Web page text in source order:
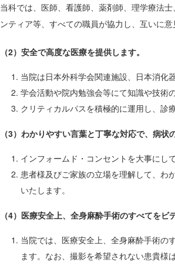
当科では、医師、看護師、薬剤師、理学療法
ンティア等、すべての職員が協力し、互いに
（2）安全で高度な医療を提供します。
当院は日本外科学会関連施設、日本消化
学会活動や院内勉強会等にて知識や技術
クリティカルパスを積極的に運用し、診
（3）わかりやすい言葉と丁寧な対応で、病状
インフォームド・コンセントを大事にして
患者様及びご家族の立場を理解して、わ
いたします。
（4）医療安全上、全身麻酔手術のすべてをビ
当院では、医療安全上、全身麻酔手術の
ます。なお、撮影を希望されない患貴様